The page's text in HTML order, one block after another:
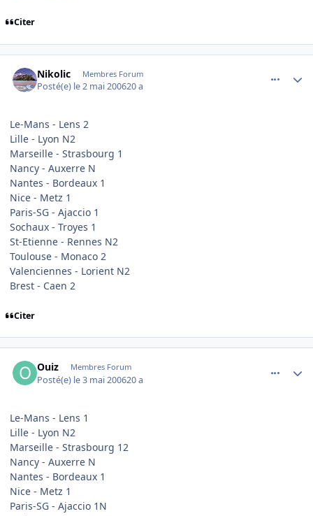
Citer
Nikolic Membres Forum
Posté(e) le 2 mai 200620 a
Le-Mans - Lens 2
Lille - Lyon N2
Marseille - Strasbourg 1
Nancy - Auxerre N
Nantes - Bordeaux 1
Nice - Metz 1
Paris-SG - Ajaccio 1
Sochaux - Troyes 1
St-Etienne - Rennes N2
Toulouse - Monaco 2
Valenciennes - Lorient N2
Brest - Caen 2
Citer
Ouiz Membres Forum
Posté(e) le 3 mai 200620 a
Le-Mans - Lens 1
Lille - Lyon N2
Marseille - Strasbourg 12
Nancy - Auxerre N
Nantes - Bordeaux 1
Nice - Metz 1
Paris-SG - Ajaccio 1N